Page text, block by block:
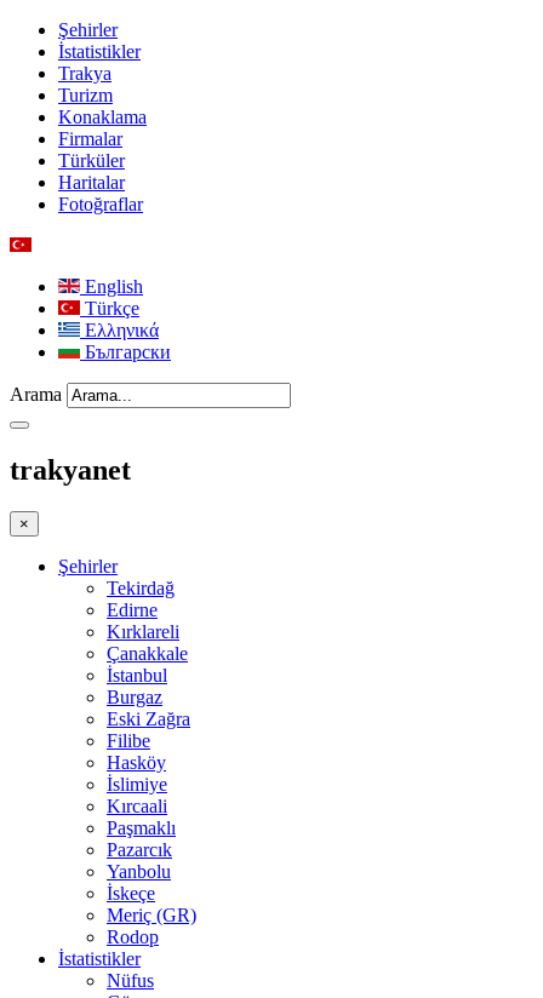
Şehirler
İstatistikler
Trakya
Turizm
Konaklama
Firmalar
Türküler
Haritalar
Fotoğraflar
English
Türkçe
Ελληνικά
Български
Arama
trakyanet
×
Şehirler
Tekirdağ
Edirne
Kırklareli
Çanakkale
İstanbul
Burgaz
Eski Zağra
Filibe
Hasköy
İslimiye
Kırcaali
Paşmaklı
Pazarcık
Yanbolu
İskeçe
Meriç (GR)
Rodop
İstatistikler
Nüfus